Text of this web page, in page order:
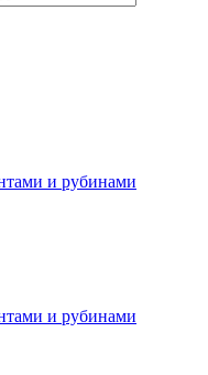
и рубинами
и рубинами